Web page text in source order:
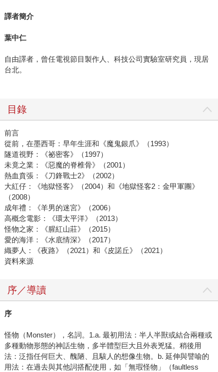
譯者簡介
葉中仁
自由譯者，曾任電視節目製作人、科技公司實驗室研究員，現居
台北。
目錄
前言
從前，在墨西哥：早年生涯和《魔鬼銀爪》（1993）
隧道視野：《祕密客》（1997）
未竟之業：《惡魔的脊椎骨》（2001）
熱血賁張：《刀鋒戰士2》（2002）
大紅仔：《地獄怪客》（2004）和《地獄怪客2：金甲軍團》
（2008）
成年禮：《羊男的迷宮》（2006）
高概念電影：《環太平洋》（2013）
怪物之家：《腥紅山莊》（2015）
愛的海洋：《水底情深》（2017）
織夢人：《夜路》（2021）和《皮諾丘》（2021）
資料來源
序／導讀
序
怪物（Monster），名詞。1.a. 最初用法：半人半獸或結合兩種或
多種動物形態的神話生物，多半體型巨大且外表兇猛。稍後用
法：泛指任何巨大、醜陋、且駭人的想像生物。b. 延伸與譬喻的
用法：在過去與其他詞搭配使用，如「無瑕怪物」（faultless